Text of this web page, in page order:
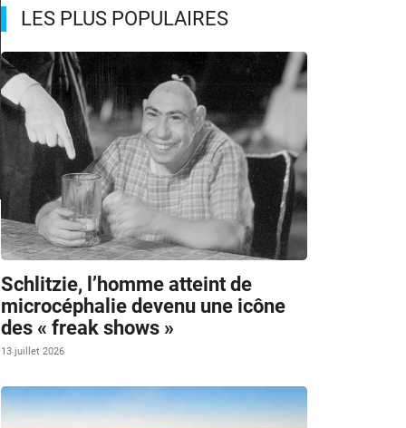
LES PLUS POPULAIRES
Schlitzie, l’homme atteint de
microcéphalie devenu une icône
des « freak shows »
13 juillet 2026